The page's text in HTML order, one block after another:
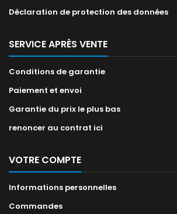
Déclaration de protection des données
SERVICE APRÈS VENTE
Conditions de garantie
Paiement et envoi
Garantie du prix le plus bas
renoncer au contrat ici
VOTRE COMPTE
Informations personnelles
Commandes